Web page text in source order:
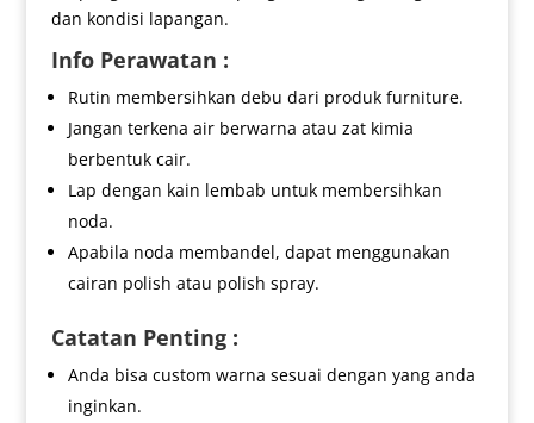
dan kondisi lapangan.
Info Perawatan :
Rutin membersihkan debu dari produk furniture.
Jangan terkena air berwarna atau zat kimia
berbentuk cair.
Lap dengan kain lembab untuk membersihkan
noda.
Apabila noda membandel, dapat menggunakan
cairan polish atau polish spray.
Catatan Penting :
Anda bisa custom warna sesuai dengan yang anda
inginkan.